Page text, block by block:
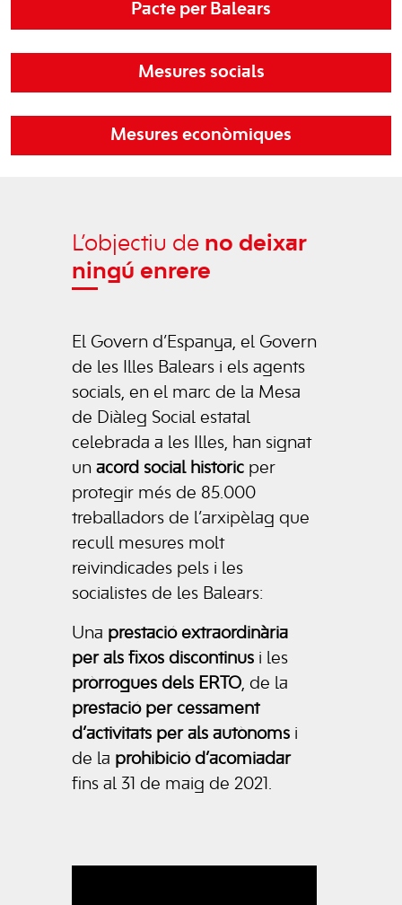
Pacte per Balears
Mesures socials
Mesures econòmiques
L’objectiu de no deixar
ningú enrere
El Govern d’Espanya, el Govern
de les Illes Balears i els agents
socials, en el marc de la Mesa
de Diàleg Social estatal
celebrada a les Illes, han signat
un acord social històric per
protegir més de 85.000
treballadors de l’arxipèlag que
recull mesures molt
reivindicades pels i les
socialistes de les Balears:
Una prestació extraordinària
per als fixos discontinus i les
pròrrogues dels ERTO, de la
prestació per cessament
d’activitats per als autònoms i
de la prohibició d’acomiadar
fins al 31 de maig de 2021.